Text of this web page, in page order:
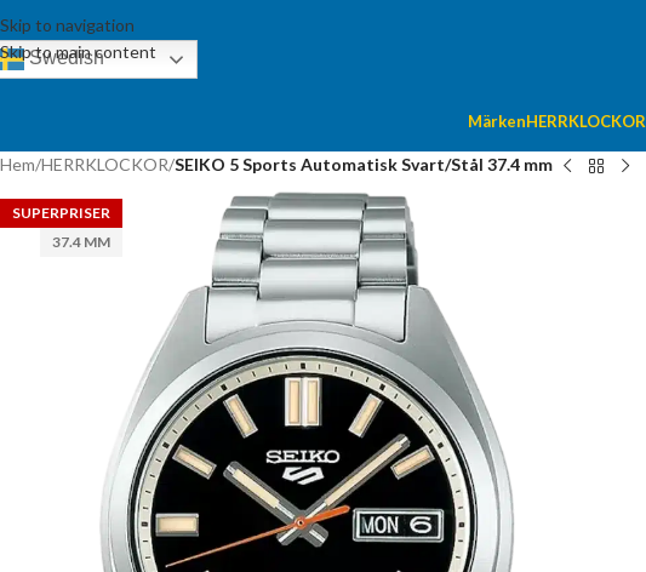
Skip to navigation
Skip to main content
Swedish
MärkenHERRKLOCKOR
Hem/HERRKLOCKOR/SEIKO 5 Sports Automatisk Svart/Stål 37.4 mm
SUPERPRISER
37.4 MM